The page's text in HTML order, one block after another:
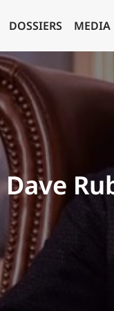
DOSSIERS MEDIA